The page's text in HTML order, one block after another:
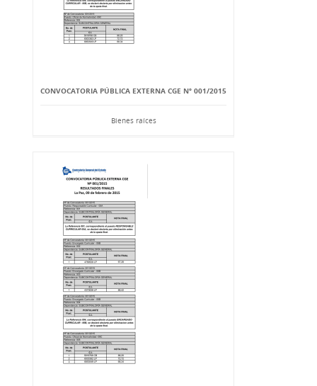
CONVOCATORIA PÚBLICA EXTERNA CGE Nº 001/2015
Bienes raíces